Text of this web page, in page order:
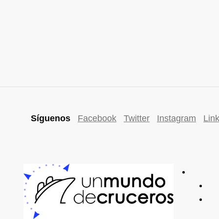
Síguenos Facebook Twitter Instagram